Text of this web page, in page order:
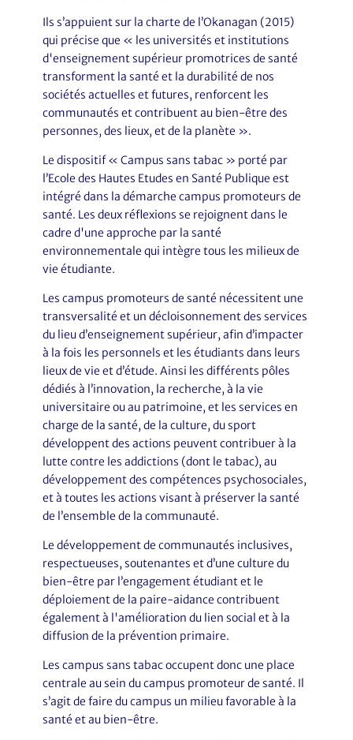
Ils s’appuient sur la charte de l’Okanagan (2015)
qui précise que « les universités et institutions
d'enseignement supérieur promotrices de santé
transforment la santé et la durabilité de nos
sociétés actuelles et futures, renforcent les
communautés et contribuent au bien-être des
personnes, des lieux, et de la planète ».
Le dispositif « Campus sans tabac » porté par
l’Ecole des Hautes Etudes en Santé Publique est
intégré dans la démarche campus promoteurs de
santé. Les deux réflexions se rejoignent dans le
cadre d'une approche par la santé
environnementale qui intègre tous les milieux de
vie étudiante.
Les campus promoteurs de santé nécessitent une
transversalité et un décloisonnement des services
du lieu d’enseignement supérieur, afin d’impacter
à la fois les personnels et les étudiants dans leurs
lieux de vie et d’étude. Ainsi les différents pôles
dédiés à l’innovation, la recherche, à la vie
universitaire ou au patrimoine, et les services en
charge de la santé, de la culture, du sport
développent des actions peuvent contribuer à la
lutte contre les addictions (dont le tabac), au
développement des compétences psychosociales,
et à toutes les actions visant à préserver la santé
de l’ensemble de la communauté.
Le développement de communautés inclusives,
respectueuses, soutenantes et d’une culture du
bien-être par l’engagement étudiant et le
déploiement de la paire-aidance contribuent
également à l'amélioration du lien social et à la
diffusion de la prévention primaire.
Les campus sans tabac occupent donc une place
centrale au sein du campus promoteur de santé. Il
s’agit de faire du campus un milieu favorable à la
santé et au bien-être.